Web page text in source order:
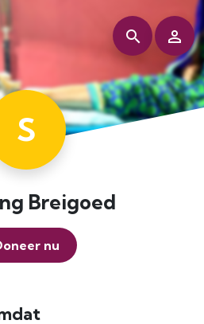
S
Breigoed
nu